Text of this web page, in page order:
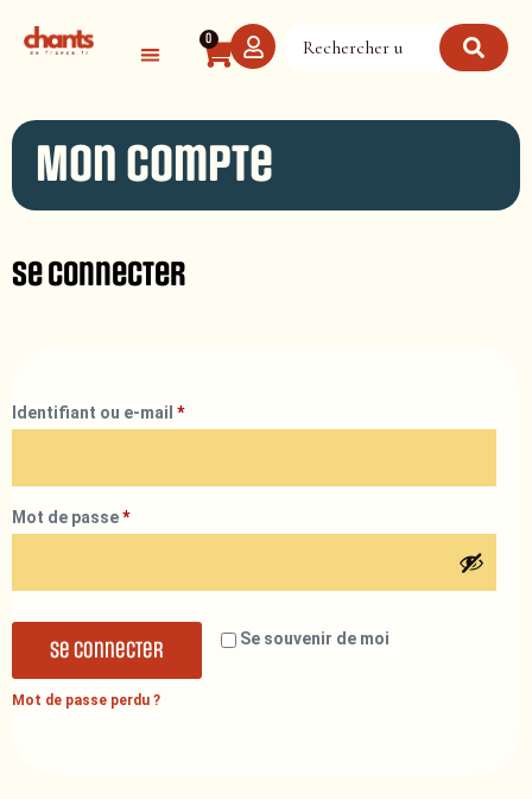
0
Mon compte
Se connecter
Identifiant ou e-mail *
Mot de passe*
Se souvenir de moi
Se connecter
Mot de passe perdu ?